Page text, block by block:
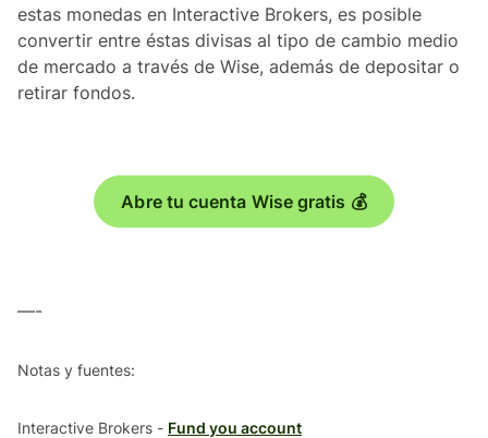
estas monedas en Interactive Brokers, es posible
convertir entre éstas divisas al tipo de cambio medio
de mercado a través de Wise, además de depositar o
retirar fondos.
Abre tu cuenta Wise gratis 💰
—-
Notas y fuentes:
Interactive Brokers - Fund you account